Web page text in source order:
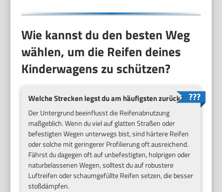
Wie kannst du den besten Weg
wählen, um die Reifen deines
Kinderwagens zu schützen?
Welche Strecken legst du am häufigsten zurück?
Der Untergrund beeinflusst die Reifenabnutzung
maßgeblich. Wenn du viel auf glatten Straßen oder
befestigten Wegen unterwegs bist, sind härtere Reifen
oder solche mit geringerer Profilierung oft ausreichend.
Fährst du dagegen oft auf unbefestigten, holprigen oder
naturbelassenen Wegen, solltest du auf robustere
Luftreifen oder schaumgefüllte Reifen setzen, die besser
stoßdämpfen.